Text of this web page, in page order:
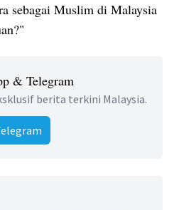
sebagai Muslim di Malaysia
& Telegram
berita terkini Malaysia.